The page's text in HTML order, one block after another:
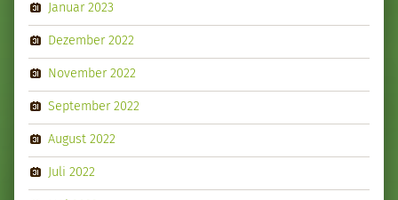
Januar 2023
Dezember 2022
November 2022
September 2022
August 2022
Juli 2022